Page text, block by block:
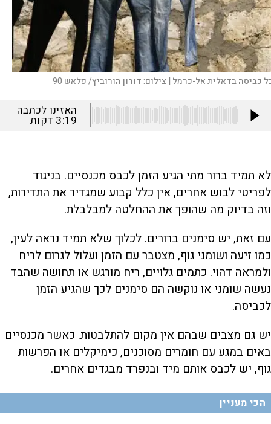
כביסה בדאלית אל-כרמל | צילום:דורון הורוביץ/ פלאש 90
האזינו לכתבה
3:19 דקות
לא תמיד ברור מתי הגיע הזמן לכבס מכנסיים. בניגוד
לפריטי לבוש אחרים, אין כלל קבוע שמגדיר את התדירות,
וזה בדיוק מה שהופך את ההחלטה למבלבלת.
עם זאת, יש סימנים ברורים. לכלוך שלא תמיד נראה לעין,
כמו זיעה ושומני גוף, מצטבר עם הזמן ועלול לגרום לריח
ולמראה דהוי. כתמים גלויים, ריח מורגש או תחושה שהבד
נעשה שומני או נוקשה הם סימנים לכך שהגיע הזמן
לכביסה.
יש גם מצבים שבהם אין מקום להתלבטות. כאשר מכנסיים
באים במגע עם חומרים מסוכנים, כימיקלים או הפרשות
גוף, יש לכבס אותם מיד ובנפרד מבגדים אחרים.
הכי מעניין